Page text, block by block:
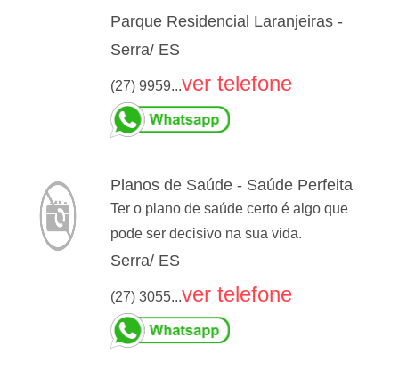
Parque Residencial Laranjeiras -
Serra/ ES
(27) 9959...ver telefone
Planos de Saúde - Saúde Perfeita
Ter o plano de saúde certo é algo que
pode ser decisivo na sua vida.
Serra/ ES
(27) 3055...ver telefone